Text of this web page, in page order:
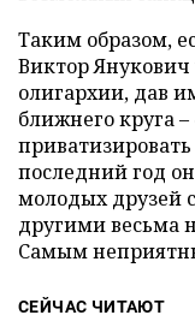
Таким образом,
Виктор Янукович
олигархии, дав
ближнего круга
приватизировать
последний год
молодых друзей
другими весьма
Самым
СЕЙЧАС ЧИТАЮТ